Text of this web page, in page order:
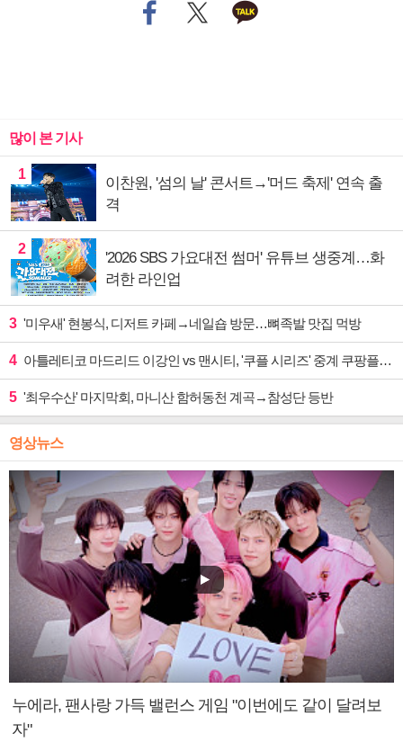
많이 본 기사
1
이찬원, '섬의 날' 콘서트→'머드 축제' 연속 출
격
2
'2026 SBS 가요대전 썸머' 유튜브 생중계…화
려한 라인업
3 '미우새' 현봉식, 디저트 카페→네일숍 방문…뼈족발 맛집 먹방
4 아틀레티코 마드리드 이강인 vs 맨시티, '쿠플 시리즈' 중계 쿠팡플레이
5 '최우수산' 마지막회, 마니산 함허동천 계곡→참성단 등반
영상뉴스
누에라, 팬사랑 가득 밸런스 게임 "이번에도 같이 달려보
자"